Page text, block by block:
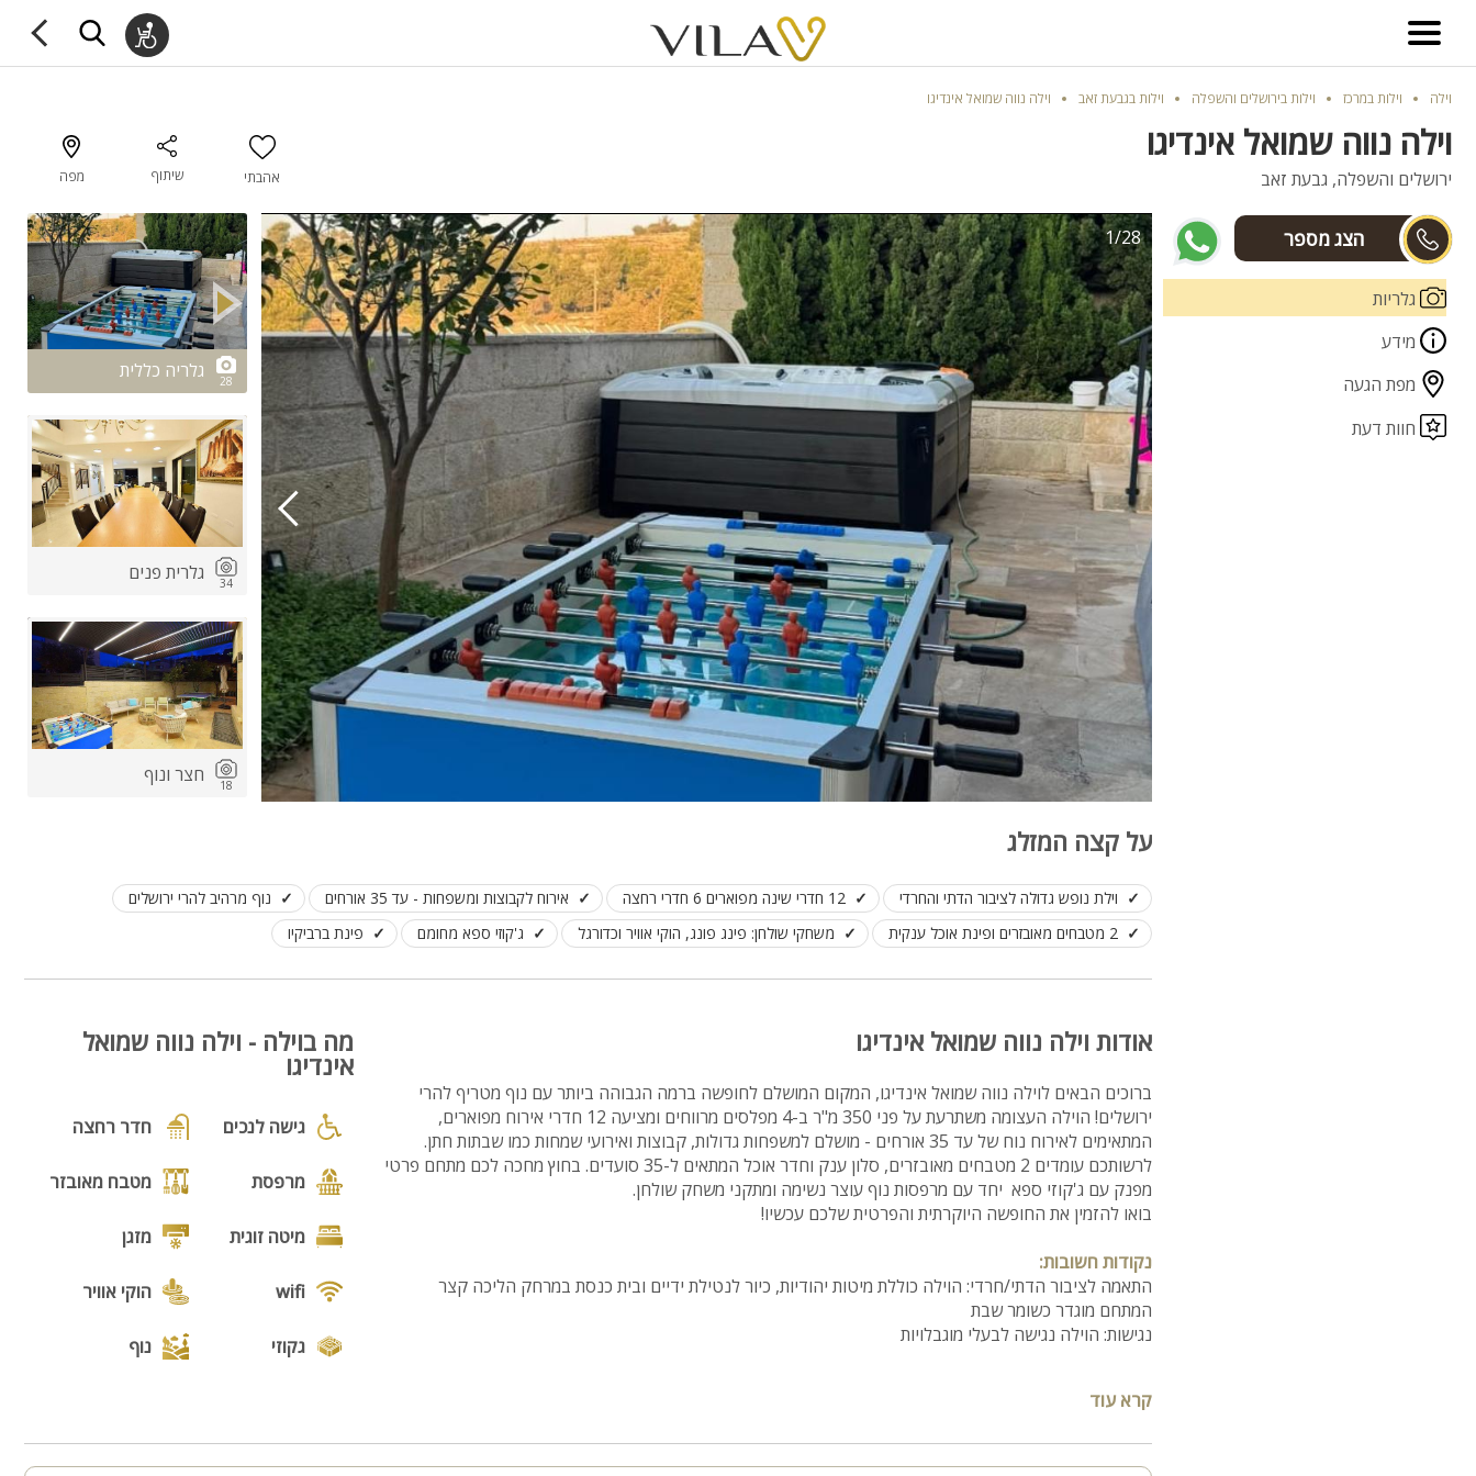
וילה וילות במרכז וילות בירושלים והשפלה וילות בגבעת זאב וילה נווה שמואל אינדיגו
וילה נווה שמואל אינדיגו
ירושלים והשפלה, גבעת זאב אהבתי שיתוף מפה
שני וגלית
גלריות
מידע
מפת הגעה
חוות דעת
1/28
2/28
28 גלריה כללית
34 גלרית פנים
18 חצר ונוף
על קצה המזלג
וילת נופש גדולה לציבור הדתי והחרדי 12 חדרי שינה מפוארים 6 חדרי רחצה אירוח לקבוצות ומשפחות - עד 35 אורחים
נוף מרהיב להרי ירושלים
2 מטבחים מאובזרים ופינת אוכל ענקית
משחקי שולחן: פינג פונג, הוקי אוויר וכדורגל ג'קוזי ספא מחומם פינת ברביקיו
אודות וילה נווה שמואל אינדיגו
ברוכים הבאים לוילה נווה שמואל אינדיגו, המקום המושלם לחופשה ברמה הגבוהה ביותר עם נוף מטריף להרי
ירושלים! הוילה העצומה משתרעת על פני 350 מ"ר ב-4 מפלסים מרווחים ומציעה 12 חדרי אירוח מפוארים,
המתאימים לאירוח נוח של עד 35 אורחים - מושלם למשפחות גדולות, קבוצות ואירועי שמחות כמו שבתות חתן.
לרשותכם עומדים 2 מטבחים מאובזרים, סלון ענק וחדר אוכל המתאים ל-35 סועדים. בחוץ מחכה לכם מתחם פרטי
מפנק עם ג'קוזי ספא יחד עם מרפסות נוף עוצר נשימה ומתקני משחק שולחן.
בואו להזמין את החופשה היוקרתית והפרטית שלכם עכשיו!
נקודות חשובות:
התאמה לציבור הדתי/חרדי: הוילה כוללת מיטות יהודיות, כיור לנטילת ידיים ובית כנסת במרחק הליכה קצר
המתחם מוגדר כשומר שבת
נגישות: הוילה נגישה לבעלי מוגבלויות
גבעת זאב, הר שמואל - מיקום אטרקטיבי וקרוב לירושלים ולכותל המערבי
קרא עוד
מה בוילה - וילה נווה שמואל
אינדיגו
גישה לנכים חדר רחצה
מרפסת מטבח מאובזר
מיטה זוגית מזגן
wifi הוקי אוויר
גקוזי נוף